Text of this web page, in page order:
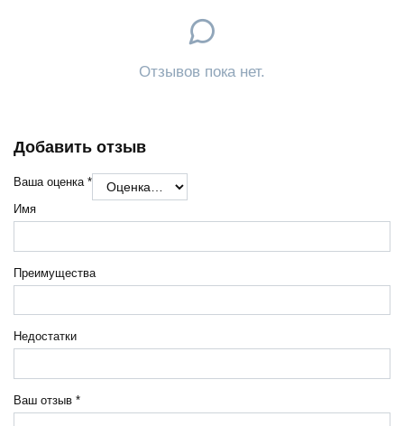
Отзывов пока нет.
Добавить отзыв
Ваша оценка *
Ваш отзыв *
Имя
Преимущества
Недостатки